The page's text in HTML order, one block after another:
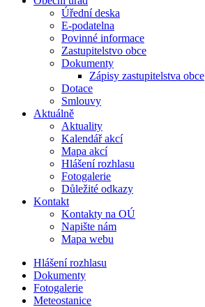
Úřední deska
E-podatelna
Povinné informace
Zastupitelstvo obce
Dokumenty
Zápisy zastupitelstva obce
Dotace
Smlouvy
Aktuálně
Aktuality
Kalendář akcí
Mapa akcí
Hlášení rozhlasu
Fotogalerie
Důležité odkazy
Kontakt
Kontakty na OÚ
Napište nám
Mapa webu
Hlášení rozhlasu
Dokumenty
Fotogalerie
Meteostanice